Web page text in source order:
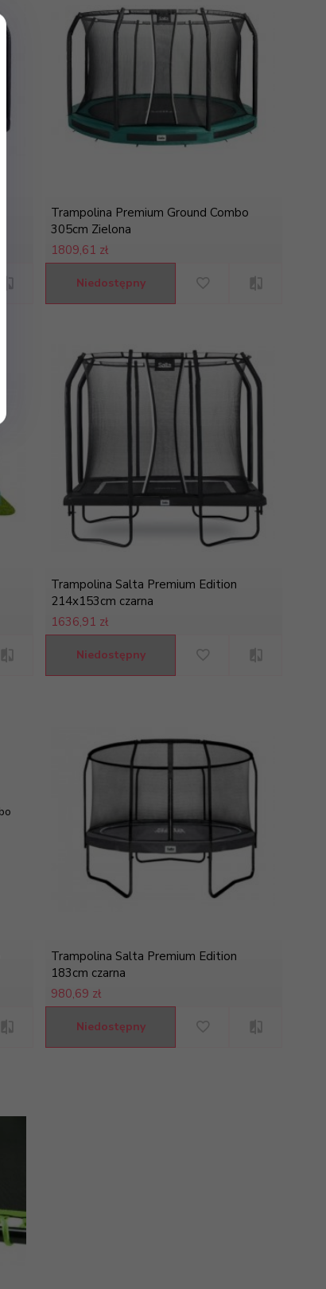
Trampolina Premium Ground Combo
305cm Zielona
1809,61 zł
Niedostępny
Trampolina Salta Premium Edition
214x153cm czarna
1636,91 zł
Niedostępny
Trampolina Salta Premium Edition
183cm czarna
980,69 zł
Niedostępny